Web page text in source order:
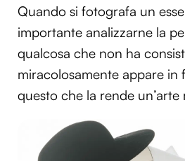
Quando si fotografa un
importante analizzarne la
qualcosa che non ha
miracolosamente appare in
questo che la rende un’arte